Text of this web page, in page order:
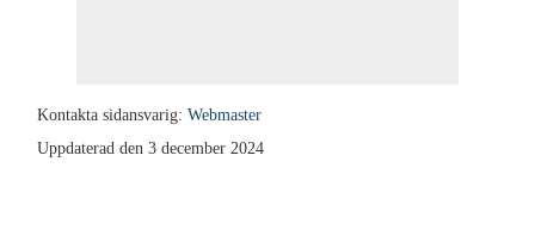
Kontakta sidansvarig: Webmaster
Uppdaterad den 3 december 2024